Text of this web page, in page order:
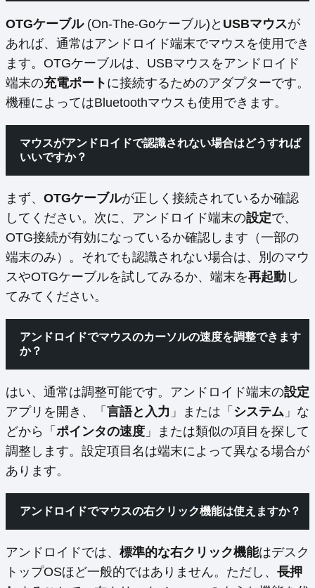
OTGケーブル(On-The-Goケーブル)と USBマウスが
あれば、通常はアンドロイド端末でマウスを使用でき
ます。OTGケーブルは、USBマウスをアンドロイド
端末の充電ポート に接続するためのアダプターです。
機種によってはBluetoothマウスも使用できます。
マウスがアンドロイドで認識されない場合はどうすれば
いいですか？
まず、 OTGケーブルが正しく接続されているか確認
してください。次に、アンドロイド端末の設定で、
OTG接続が有効になっているか確認します（一部の
端末のみ）。それでも認識されない場合は、別のマウ
スやOTGケーブルを試してみるか、端末を再起動 し
てみてください。
アンドロイドでマウスのカーソルの速度を調整できます
か？
はい、通常は調整可能です。アンドロイド端末の設定
アプリを開き、「 言語と入力 」または「 システム 」な
どから「 ポインタの速度 」または類似の項目を探して
調整します。設定項目名は端末によって異なる場合が
あります。
アンドロイドでマウスの右クリック機能は使えますか？
アンドロイドでは、 標準的な右クリック機能はデスク
トップOSほど一般的ではありません。ただし、 長押